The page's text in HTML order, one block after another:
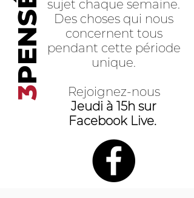
3
sujet chaque semaine.
Des choses qui nous
concernent tous
pendant cette période
unique.
Rejoignez-nous
Jeudi à 15h sur
Facebook Live.